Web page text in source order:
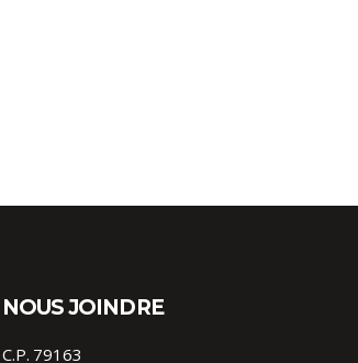
NOUS JOINDRE
C.P. 79163